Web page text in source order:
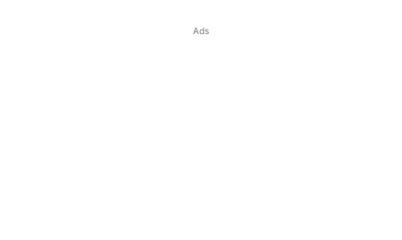
Ads